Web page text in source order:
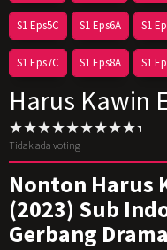
S1 Eps5C S1 Eps6A S1
S1 Eps7C S1 Eps8A S1
Harus Kawin
Tidak ada voting
Nonton Harus
(2023) Sub
Gerbang